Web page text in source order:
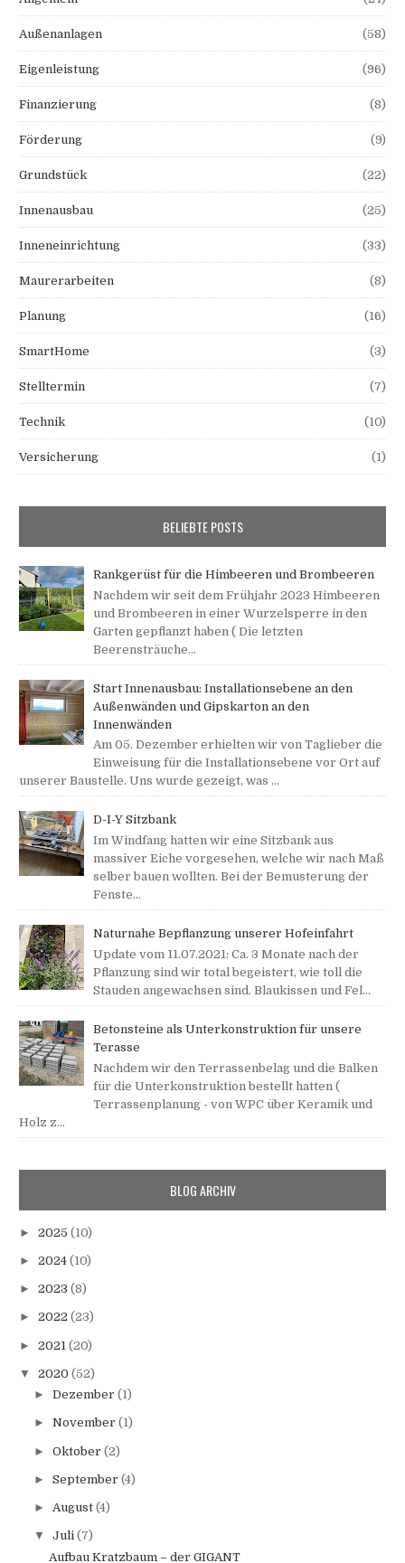
Außenanlagen (58)
Eigenleistung (96)
Finanzierung (8)
Förderung (9)
Grundstück (22)
Innenausbau (25)
Inneneinrichtung (33)
Maurerarbeiten (8)
Planung (16)
SmartHome (3)
Stelltermin (7)
Technik (10)
Versicherung (1)
BELIEBTE POSTS
Rankgerüst für die Himbeeren und Brombeeren
Nachdem wir seit dem Frühjahr 2023 Himbeeren
und Brombeeren in einer Wurzelsperre in den
Garten gepflanzt haben ( Die letzten
Beerensträuche...
Start Innenausbau: Installationsebene an den
Außenwänden und Gipskarton an den
Innenwänden
Am 05. Dezember erhielten wir von Taglieber die
Einweisung für die Installationsebene vor Ort auf
unserer Baustelle. Uns wurde gezeigt, was ...
D-I-Y Sitzbank
Im Windfang hatten wir eine Sitzbank aus
massiver Eiche vorgesehen, welche wir nach Maß
selber bauen wollten. Bei der Bemusterung der
Fenste...
Naturnahe Bepflanzung unserer Hofeinfahrt
Update vom 11.07.2021: Ca. 3 Monate nach der
Pflanzung sind wir total begeistert, wie toll die
Stauden angewachsen sind. Blaukissen und Fel...
Betonsteine als Unterkonstruktion für unsere
Terasse
Nachdem wir den Terrassenbelag und die Balken
für die Unterkonstruktion bestellt hatten (
Terrassenplanung - von WPC über Keramik und
Holz z...
BLOG ARCHIV
►2025(10)
►2024(10)
►2023(8)
►2022(23)
►2021(20)
▼2020(52)
► Dezember (1)
► November (1)
► Oktober (2)
► September (4)
► August (4)
▼ Juli (7)
Aufbau Kratzbaum – der GIGANT